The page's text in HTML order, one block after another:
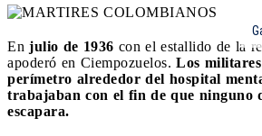
En julio de 1936 con el estallido de la
apoderó en Ciempozuelos. Los
perímetro alrededor del hospital
trabajaban con el fin de que ninguno
escapara.